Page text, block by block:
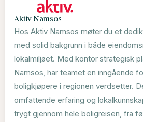
Aktiv Namsos
Hos Aktiv Namsos møter du et
med solid bakgrunn i både
lokalmiljøet. Med kontor strategisk
Namsos, har teamet en inngående
boligkjøpere i regionen verdsetter.
omfattende erfaring og
trygt gjennom hele boligreisen, fra